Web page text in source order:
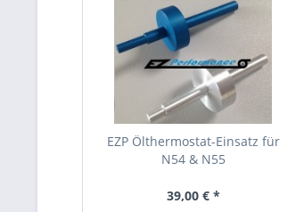
EZP Ölthermostat-Einsatz für
N54 & N55
39,00 € *